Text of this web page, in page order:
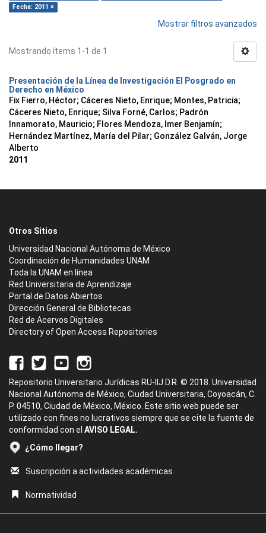
Fecha: 2011 ×
Mostrar filtros avanzados
Mostrando ítems 1-1 de 1
Presentación de la Línea de Investigación El Posgrado en
Derecho en México
Fix Fierro, Héctor; Cáceres Nieto, Enrique; Montes, Patricia;
Cáceres Nieto, Enrique; Silva Forné, Carlos; Padrón
Innamorato, Mauricio; Flores Mendoza, Imer Benjamín;
Hernández Martínez, María del Pilar; González Galván, Jorge
Alberto
2011
Otros Sitios
Universidad Nacional Autónoma de México
Coordinación de Humanidades UNAM
Toda la UNAM en línea
Red Universitaria de Aprendizaje
Portal de Datos Abiertos
Dirección General de Bibliotecas
Red de Acervos Digitales
Directory of Open Access Repositories
Repositorio Universitario Jurídicas RU-IIJ D.R. © 2018. Universidad
Nacional Autónoma de México, Ciudad Universitaria, Coyoacán, C.
P. 04510, Ciudad de México, México. Este sitio web puede ser
utilizado con fines no lucrativos siempre que se cite la fuente de
conformidad con el AVISO LEGAL.
¿Cómo llegar?
Suscripción a actividades académicas
Normatividad